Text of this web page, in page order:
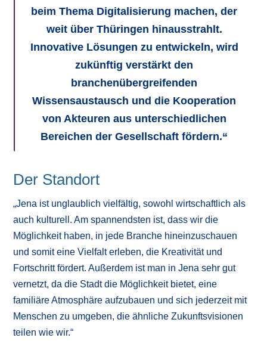
beim Thema Digitalisierung machen, der
weit über Thüringen hinausstrahlt.
Innovative Lösungen zu entwickeln, wird
zukünftig verstärkt den
branchenübergreifenden
Wissensaustausch und die Kooperation
von Akteuren aus unterschiedlichen
Bereichen der Gesellschaft fördern.“
Der Standort
„Jena ist unglaublich vielfältig, sowohl wirtschaftlich als
auch kulturell. Am spannendsten ist, dass wir die
Möglichkeit haben, in jede Branche hineinzuschauen
und somit eine Vielfalt erleben, die Kreativität und
Fortschritt fördert. Außerdem ist man in Jena sehr gut
vernetzt, da die Stadt die Möglichkeit bietet, eine
familiäre Atmosphäre aufzubauen und sich jederzeit mit
Menschen zu umgeben, die ähnliche Zukunftsvisionen
teilen wie wir.“